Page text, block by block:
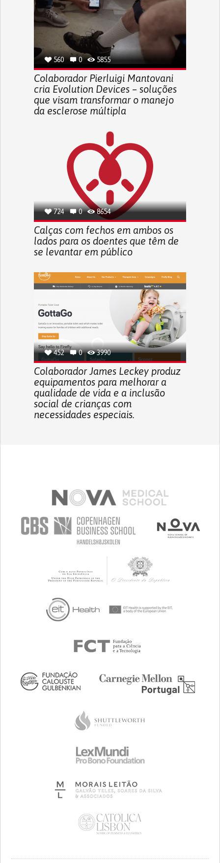
560 0 5855
Colaborador Pierluigi Mantovani
cria Evolution Devices – soluções
que visam transformar o manejo
da esclerose múltipla
724 0 8654
Calças com fechos em ambos os
lados para os doentes que têm de
se levantar em público
452 0 3990
Colaborador James Leckey produz
equipamentos para melhorar a
qualidade de vida e a inclusão
social de crianças com
necessidades especiais.